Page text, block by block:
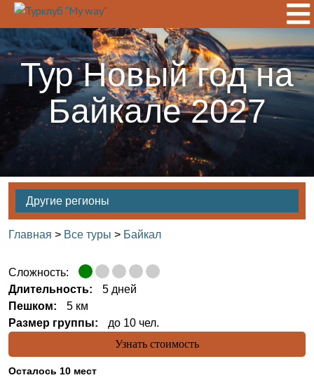
Тур Новый год на
Байкале 2027
Другие регионы
Главная > Все туры > Байкал
Сложность:
Длительность:
5 дней
Пешком:
5 км
Размер группы:
до 10 чел.
Узнать стоимость
Осталось 10 мест